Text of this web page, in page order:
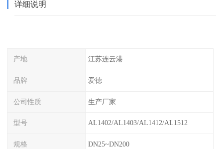
详细说明
产地 江苏连云港
品牌 爱德
公司性质 生产厂家
型号 AL1402/AL1403/AL1412/AL1512
规格 DN25~DN200